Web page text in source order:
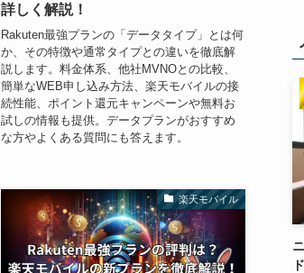
詳しく解説！
Rakuten最強プランの「データタイプ」とは何
か、その特徴や通常タイプとの違いを徹底解
説します。料金体系、他社MVNOとの比較、
簡単なWEB申し込み方法、楽天モバイルの接
続性能、ポイント還元キャンペーンや無料お
試しの情報も提供。データプランがおすすめ
な方やよくある質問にも答えます。
楽天モバイル